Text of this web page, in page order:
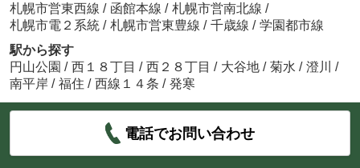
札幌市営東西線 / 函館本線 / 札幌市営南北線 /
札幌市電２系統 / 札幌市営東豊線 / 千歳線 / 学園都市線
駅から探す
円山公園 / 西１８丁目 / 西２８丁目 / 大谷地 / 菊水 / 澄川
/
南平岸 / 福住 / 西線１４条 / 発寒
電話でお問い合わせ